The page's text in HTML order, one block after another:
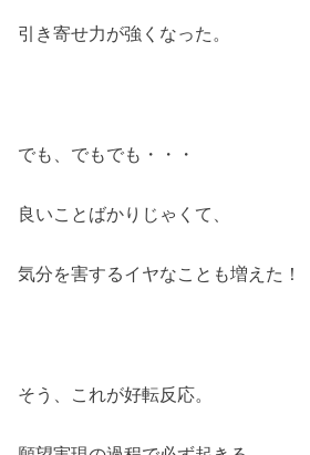
引き寄せ力が強くなった。
でも、でもでも・・・
良いことばかりじゃくて、
気分を害するイヤなことも増えた！
そう、これが好転反応。